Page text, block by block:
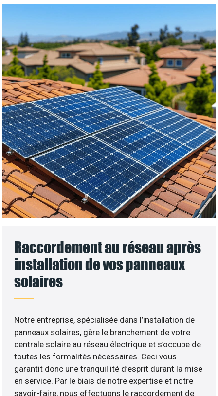
Raccordement au réseau après
installation de vos panneaux
solaires
Notre entreprise, spécialisée dans l’installation de
panneaux solaires, gère le branchement de votre
centrale solaire au réseau électrique et s’occupe de
toutes les formalités nécessaires. Ceci vous
garantit donc une tranquillité d’esprit durant la mise
en service. Par le biais de notre expertise et notre
savoir-faire, nous effectuons le raccordement de